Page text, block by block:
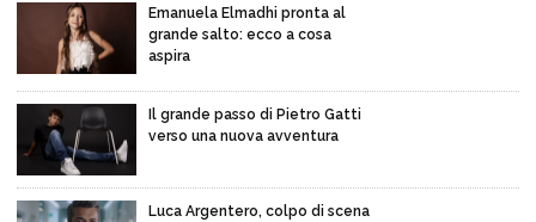
Emanuela Elmadhi pronta al
grande salto: ecco a cosa
aspira
Il grande passo di Pietro Gatti
verso una nuova avventura
Luca Argentero, colpo di scena